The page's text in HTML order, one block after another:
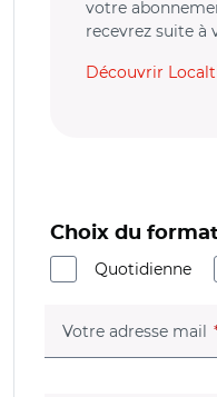
votre
recevrez suite à
Découvrir
Choix du
Quotidienne
Votre adresse mail